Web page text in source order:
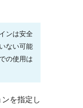
ンは安全
ない可能
の使用は
を指定し